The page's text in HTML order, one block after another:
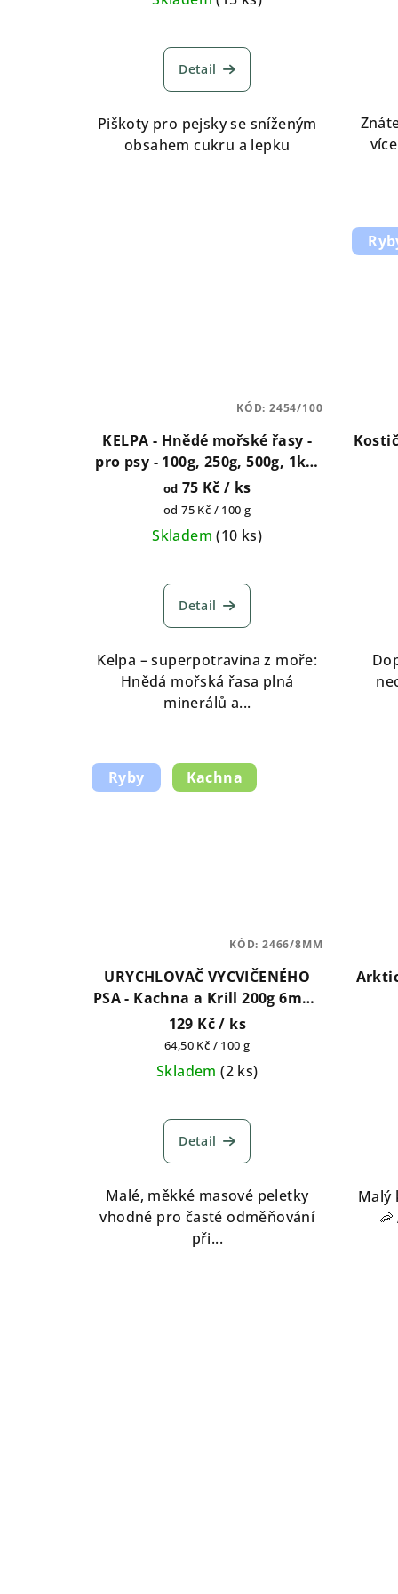
Detail
Piškoty pro pejsky se sníženým
obsahem cukru a lepku
KELPA - Hnědé mořské řasy -
pro psy - 100g, 250g, 500g, 1kg,
2kg
od 75 Kč/ ks
Měrná
cena:
od 75 Kč / 100 g
Skladem(10 ks)
hodnocení
produktu
je
5,0
z
5
Detail
Kelpa – superpotravina z moře:
Hnědá mořská řasa plná
minerálů a...
KÓD:2454/100
Ryby Kachna
URYCHLOVAČ VYCVIČENÉHO
PSA - Kachna a Krill 200g 6mm,
8mm
129 Kč/ ks
Měrná
cena:
64,50 Kč / 100 g
Skladem(2 ks)
Detail
Malé, měkké masové peletky
vhodné pro časté odměňování
při...
KÓD:2466/8MM
Malý